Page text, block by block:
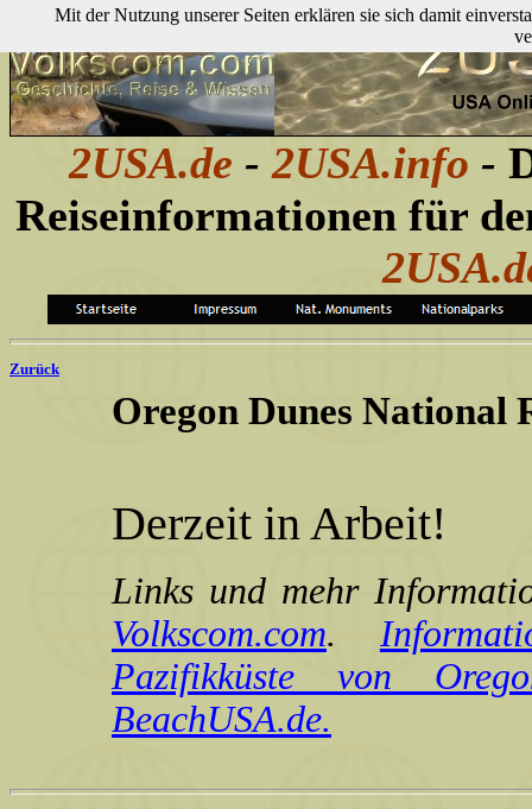
2USA.de - 2USA.info -
Reiseinformationen für
Zurück
Oregon Dunes National
Derzeit in Arbeit!
Links und mehr
Volkscom.com.
Pazifikküste von
BeachUSA.de.
Mit der Nutzung unserer Seiten erklären sie sich damit